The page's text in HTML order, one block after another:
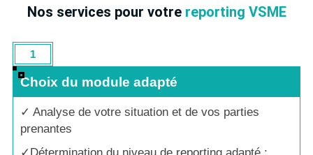
Nos services pour votre reporting VSME
1
Diagnostic ESG
Choix du module adapté
✓ Analyse de votre situation et de vos parties
prenantes